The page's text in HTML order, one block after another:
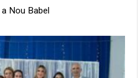
Nou Babel